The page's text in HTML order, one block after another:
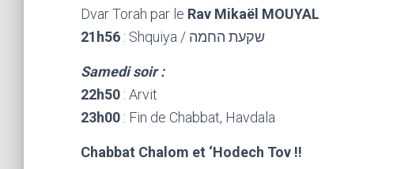
Dvar Torah par le Rav Mikaël MOUYAL
21h56
: Shquiya / שקעת החמה
Samedi soir :
22h50 : Arvit
23h00 : Fin de Chabbat, Havdala
Chabbat Chalom et ‘Hodech Tov !!